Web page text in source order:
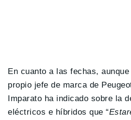
En cuanto a las fechas,
propio jefe de marca de
Imparato ha indicado sobre la
eléctricos e híbridos que “